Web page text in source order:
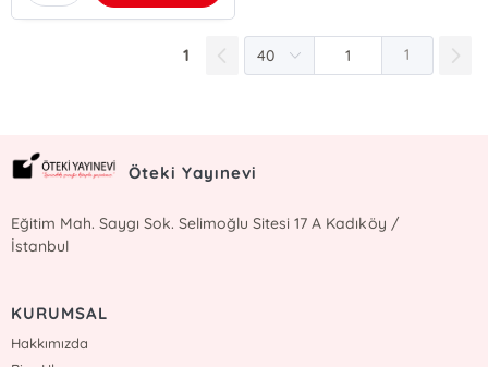
1 1
Öteki Yayınevi
Eğitim Mah. Saygı Sok. Selimoğlu Sitesi 17 A Kadıköy /
İstanbul
KURUMSAL
Hakkımızda